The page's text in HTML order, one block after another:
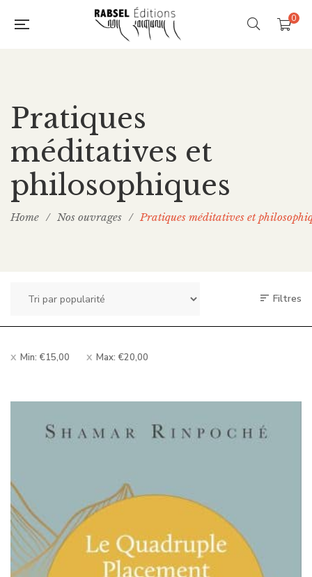
0
Pratiques
méditatives et
philosophiques
Home / Nos ouvrages / Pratiques méditatives et
Filtres
Min: €15,00 Max: €20,00